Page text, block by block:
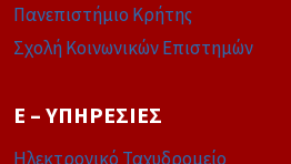
Πανεπιστήμιο Κρήτης
Σχολή Κοινωνικών Επιστημών
E – ΥΠΗΡΕΣΊΕΣ